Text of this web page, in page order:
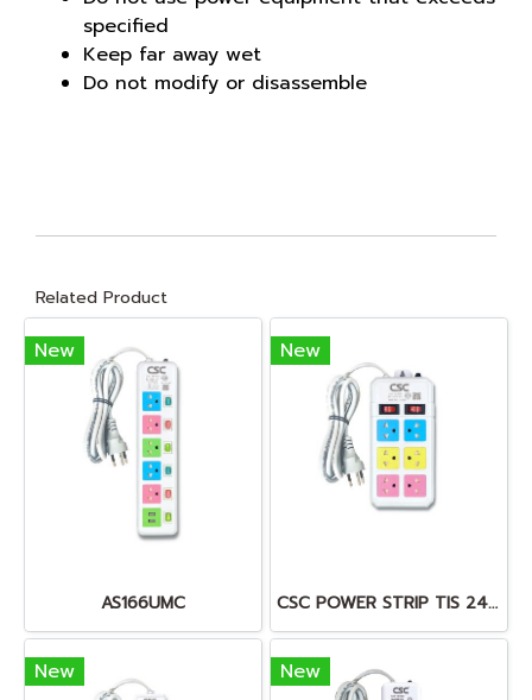
specified
Keep far away wet
Do not modify or disassemble
Related Product
New
AS166UMC
New
CSC POWER STRIP TIS 2432-2555
New New